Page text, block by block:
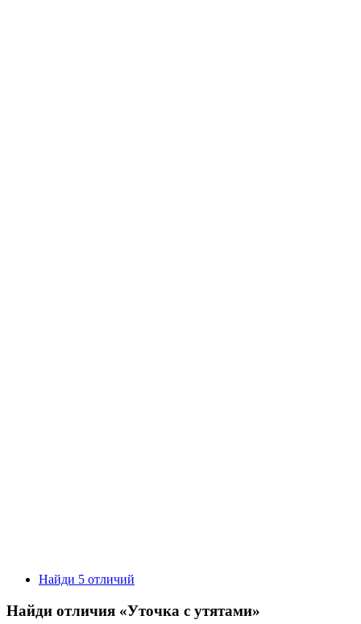
Найди 5 отличий
Найди отличия «Уточка с утятами»